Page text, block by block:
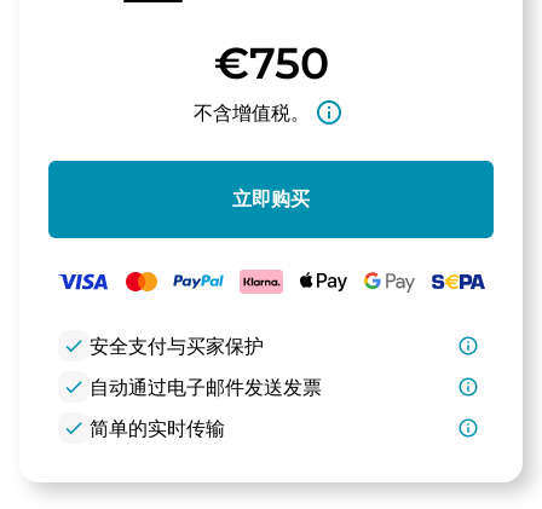
€750
不含增值税。 info_outline
立即购买
check 安全支付与买家保护
info_outline
check 自动通过电子邮件发送发票
info_outline
check 简单的实时传输 info_outline